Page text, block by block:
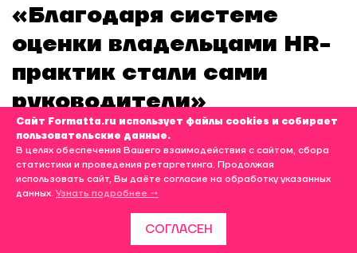
«Благодаря системе
оценки владельцами HR-
практик стали сами
руководители»
И задам финальный вопрос: в чём ты видишь
главную ценность автоматизации ежегодной
оценки для компании?
Во-первых, система привела к тому,
HR-процессов стали
Сайт Formatta.ru использует файлы cookies и собирает
пользовательские данные.
В целях обеспечения Вашего взаимодействия с сайтом, сбора
статистики и проведения ретаргетинга. Продолжая
использовать сайт, Вы даёте согласие на обработку указанных
данных. Узнать подробнее →
СОГЛАСЕН